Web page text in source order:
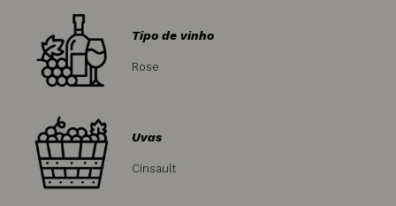
Tipo de vinho
Rose
Uvas
Cinsault